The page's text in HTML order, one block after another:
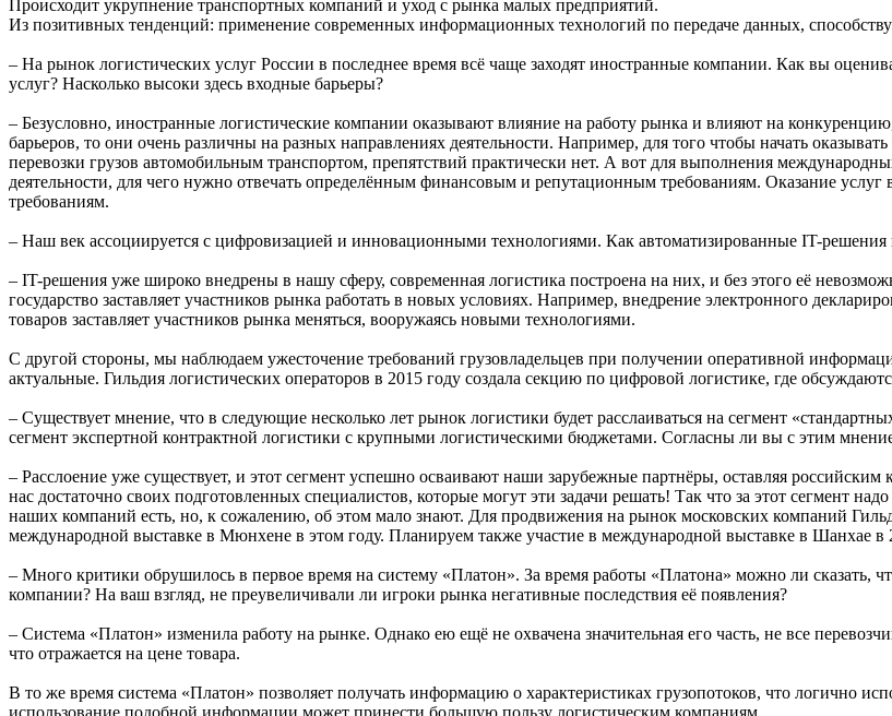
Происходит укрупнение транспортных компаний и уход с рынка малых предприятий.
Из позитивных тенденций: применение современных информационных технологий по передаче данных,
– На рынок логистических услуг России в последнее время всё чаще заходят иностранные компании. Как вы
услуг? Насколько высоки здесь входные барьеры?
– Безусловно, иностранные логистические компании оказывают влияние на работу рынка и влияют на
барьеров, то они очень различны на разных направлениях деятельности. Например, для того чтобы начать
перевозки грузов автомобильным транспортом, препятствий практически нет. А вот для выполнения
деятельности, для чего нужно отвечать определённым финансовым и репутационным требованиям. Оказание услуг
требованиям.
– Наш век ассоциируется с цифровизацией и инновационными технологиями. Как автоматизированные IT-
– IT-решения уже широко внедрены в нашу сферу, современная логистика построена на них, и без этого её
государство заставляет участников рынка работать в новых условиях. Например, внедрение электронного
товаров заставляет участников рынка меняться, вооружаясь новыми технологиями.
С другой стороны, мы наблюдаем ужесточение требований грузовладельцев при получении оперативной
актуальные. Гильдия логистических операторов в 2015 году создала секцию по цифровой логистике, где
– Существует мнение, что в следующие несколько лет рынок логистики будет расслаиваться на сегмент
сегмент экспертной контрактной логистики с крупными логистическими бюджетами. Согласны ли вы с этим
– Расслоение уже существует, и этот сегмент успешно осваивают наши зарубежные партнёры, оставляя
нас достаточно своих подготовленных специалистов, которые могут эти задачи решать! Так что за этот сегмент
наших компаний есть, но, к сожалению, об этом мало знают. Для продвижения на рынок московских компаний
международной выставке в Мюнхене в этом году. Планируем также участие в международной выставке в Шанхае в
– Много критики обрушилось в первое время на систему «Платон». За время работы «Платона» можно ли сказать,
компании? На ваш взгляд, не преувеличивали ли игроки рынка негативные последствия её появления?
– Система «Платон» изменила работу на рынке. Однако ею ещё не охвачена значительная его часть, не все
что отражается на цене товара.
В то же время система «Платон» позволяет получать информацию о характеристиках грузопотоков, что логично
использование подобной информации может принести большую пользу логистическим компаниям.